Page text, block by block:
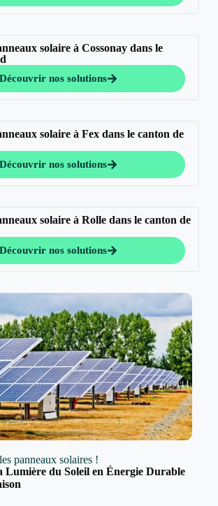
solaire à Cossonay dans le
Découvrir nos solutions
solaire à Fex dans le canton de
Découvrir nos solutions
solaire à Rolle dans le canton de
Découvrir nos solutions
panneaux solaires !
Lumière du Soleil en Énergie Durable